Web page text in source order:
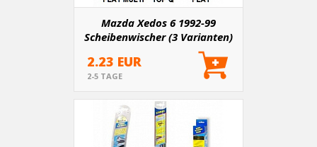
Mazda Xedos 6 1992-99
Scheibenwischer (3 Varianten)
2.23 EUR
2-5 TAGE